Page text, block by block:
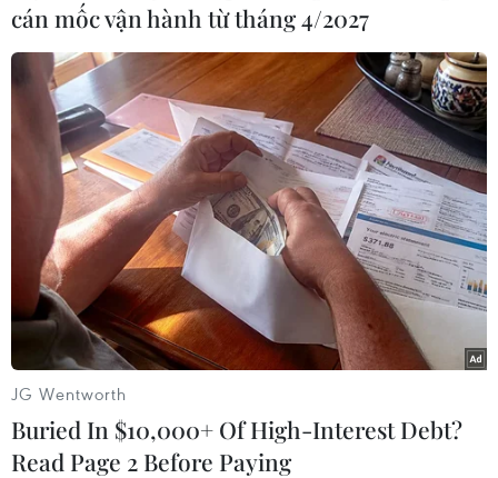
Iran ở thành phố Basra, miền Nam Iraq.
Giới chức sở tại cho biết, ít nhất 6 người biểu
tình đã thiệt mạng do trúng đạn của lực lượng
an ninh trong lúc bạo lực đang diễn ra và 35
người đã bị thương./.
(TTXVN/Vietnam+)
cán mốc vận hành từ tháng 4/2027
JG Wentworth
Buried In $10,000+ Of High-Interest Debt?
Read Page 2 Before Paying